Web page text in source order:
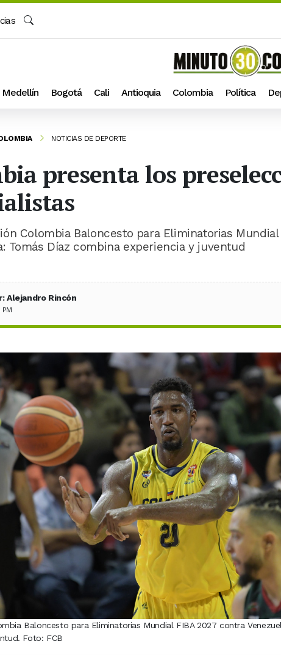
Medellín Bogotá Cali Antioquia Colombia Política
NOTICIAS DE DEPORTE
presenta los
Colombia Baloncesto para Eliminatorias Mundial
Tomás Díaz combina experiencia y juventud
Alejandro Rincón
Baloncesto para Eliminatorias Mundial FIBA 2027 contra
Foto: FCB